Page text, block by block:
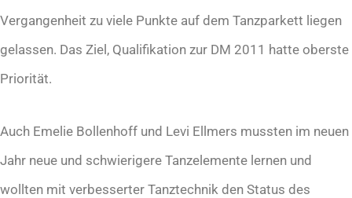
Vergangenheit zu viele Punkte auf dem Tanzparkett liegen
gelassen. Das Ziel, Qualifikation zur DM 2011 hatte oberste
Priorität.
Auch Emelie Bollenhoff und Levi Ellmers mussten im neuen
Jahr neue und schwierigere Tanzelemente lernen und
wollten mit verbesserter Tanztechnik den Status des